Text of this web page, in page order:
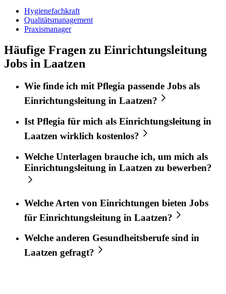
Hygienefachkraft
Qualitätsmanagement
Praxismanager
Häufige Fragen zu Einrichtungsleitung
Jobs in Laatzen
Wie finde ich mitPflegia passende Jobs als
Einrichtungsleitung in Laatzen?
Ist Pflegia für mich als Einrichtungsleitung in
Laatzen wirklich kostenlos?
Welche Unterlagen brauche ich, um mich als
Einrichtungsleitung in Laatzen zu bewerben?
Welche Arten von Einrichtungen bieten Jobs
für Einrichtungsleitung in Laatzen?
Welche anderen Gesundheitsberufe sind in
Laatzen gefragt?